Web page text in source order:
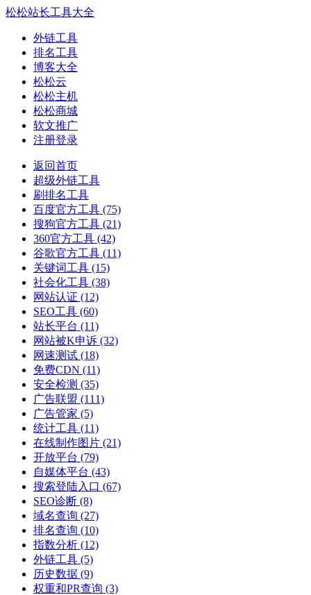
松松站长工具大全
外链工具
排名工具
博客大全
松松云
松松主机
松松商城
软文推广
注册登录
返回首页
超级外链工具
刷排名工具
百度官方工具 (75)
搜狗官方工具 (21)
360官方工具 (42)
谷歌官方工具 (11)
关键词工具 (15)
社会化工具 (38)
网站认证 (12)
SEO工具 (60)
站长平台 (11)
网站被K申诉 (32)
网速测试 (18)
免费CDN (11)
安全检测 (35)
广告联盟 (111)
广告管家 (5)
统计工具 (11)
在线制作图片 (21)
开放平台 (79)
自媒体平台 (43)
搜索登陆入口 (67)
SEO诊断 (8)
域名查询 (27)
排名查询 (10)
指数分析 (12)
外链工具 (5)
历史数据 (9)
权重和PR查询 (3)